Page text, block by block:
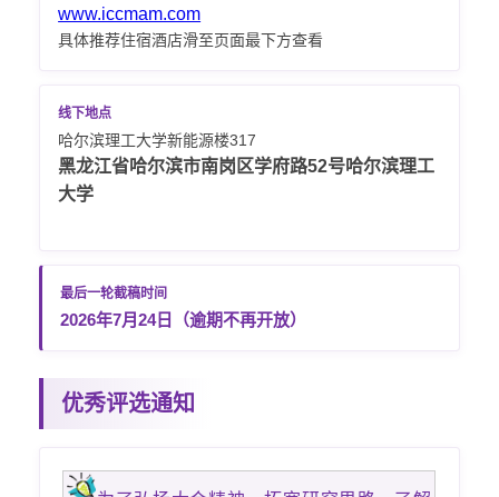
www.iccmam.com
具体推荐住宿酒店滑至页面最下方查看
线下地点
哈尔滨理工大学新能源楼317
黑龙江省哈尔滨市南岗区学府路52号哈尔滨理工
大学
最后一轮截稿时间
2026年7月24日（逾期不再开放）
优秀评选通知